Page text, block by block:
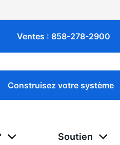
Ventes : 858-278-2900
Construisez votre système
Soutien